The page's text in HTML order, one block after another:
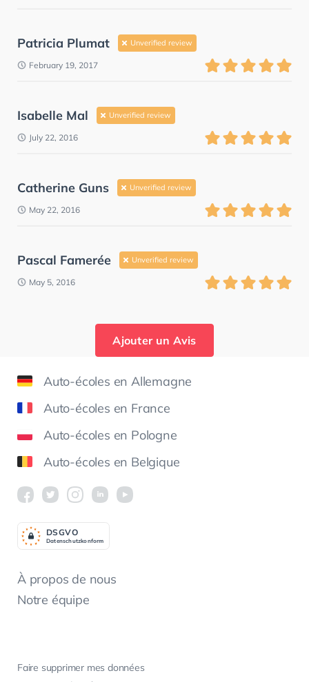
Patricia Plumat Unverified review
February 19, 2017
Isabelle Mal Unverified review
July 22, 2016
Catherine Guns Unverified review
May 22, 2016
Pascal Famerée Unverified review
May 5, 2016
Ajouter un Avis
Auto-écoles en Allemagne
Auto-écoles en France
Auto-écoles en Pologne
Auto-écoles en Belgique
À propos de nous
Notre équipe
Faire supprimer mes données
Datenschutzkonform
DSGVO